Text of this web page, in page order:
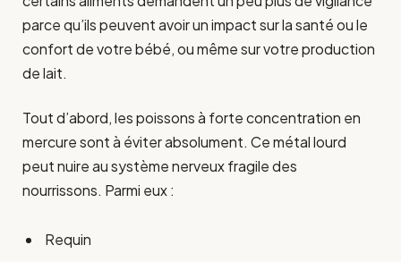
parce qu’ils peuvent avoir un impact sur la santé ou le
confort de votre bébé, ou même sur votre production
de lait.
Tout d’abord, les poissons à forte concentration en
mercure sont à éviter absolument. Ce métal lourd
peut nuire au système nerveux fragile des
nourrissons. Parmi eux :
Requin